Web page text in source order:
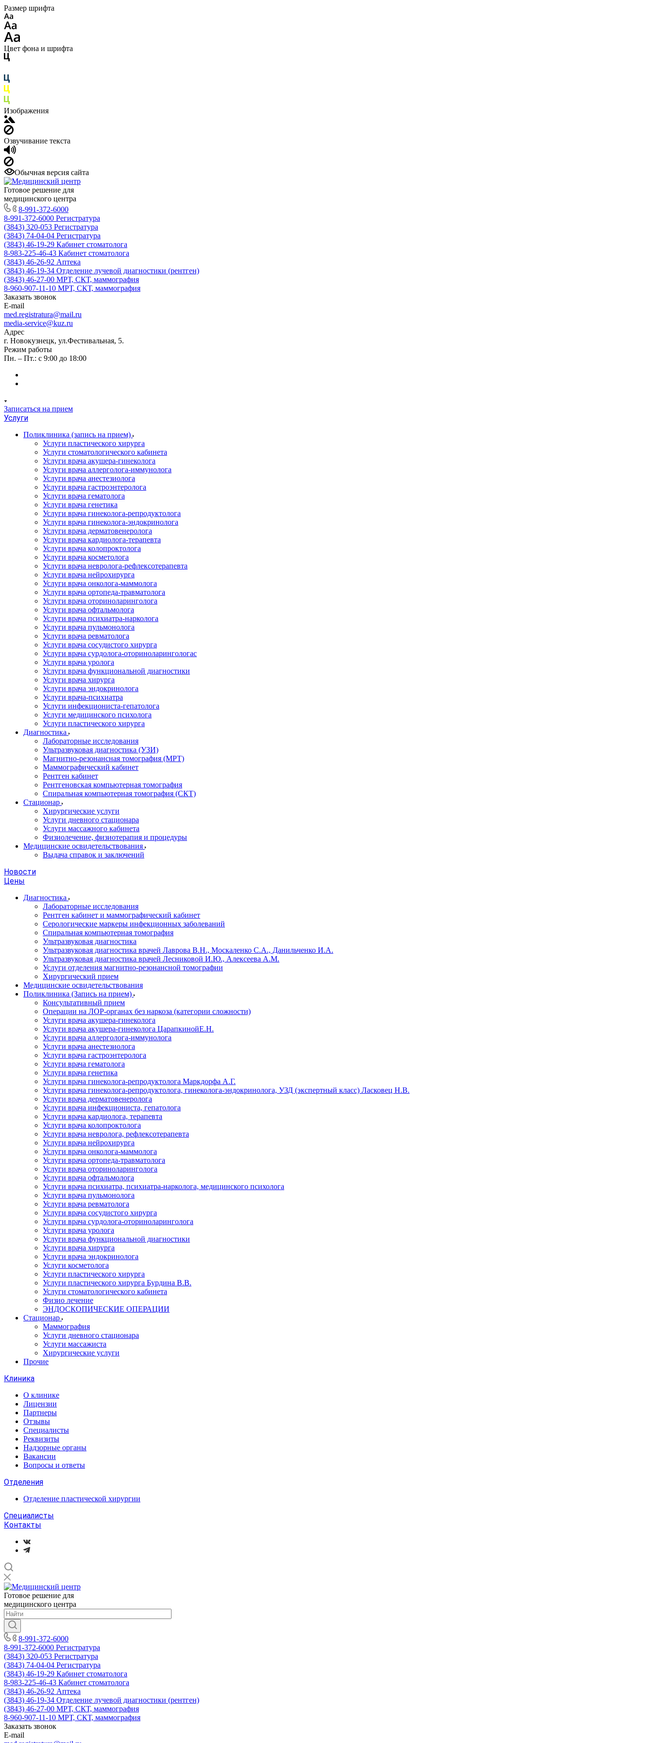
Размер шрифта
Цвет фона и шрифта
Изображения
Озвучивание текста
Обычная версия сайта
Готовое решение для
медицинского центра
8-991-372-6000
8-991-372-6000 Регистратура
(3843) 320-053 Регистратура
(3843) 74-04-04 Регистратура
(3843) 46-19-29 Кабинет стоматолога
8-983-225-46-43 Кабинет стоматолога
(3843) 46-26-92 Аптека
(3843) 46-19-34 Отделение лучевой диагностики (рентген)
(3843) 46-27-00 МРТ, СКТ, маммография
8-960-907-11-10 МРТ, СКТ, маммография
Заказать звонок
E-mail
med.registratura@mail.ru
media-service@kuz.ru
Адрес
г. Новокузнецк, ул.Фестивальная, 5.
Режим работы
Пн. – Пт.: с 9:00 до 18:00
Записаться на прием
Услуги
Поликлиника (запись на прием)
Услуги пластического хирурга
Услуги стоматологического кабинета
Услуги врача акушера-гинеколога
Услуги врача аллерголога-иммунолога
Услуги врача анестезиолога
Услуги врача гастроэнтеролога
Услуги врача гематолога
Услуги врача генетика
Услуги врача гинеколога-репродуктолога
Услуги врача гинеколога-эндокринолога
Услуги врача дерматовенеролога
Услуги врача кардиолога-терапевта
Услуги врача колопроктолога
Услуги врача косметолога
Услуги врача невролога-рефлексотерапевта
Услуги врача нейрохирурга
Услуги врача онколога-маммолога
Услуги врача ортопеда-травматолога
Услуги врача оториноларинголога
Услуги врача офтальмолога
Услуги врача психиатра-нарколога
Услуги врача пульмонолога
Услуги врача ревматолога
Услуги врача сосудистого хирурга
Услуги врача сурдолога-оториноларингологас
Услуги врача уролога
Услуги врача функциональной диагностики
Услуги врача хирурга
Услуги врача эндокринолога
Услуги врача-психиатра
Услуги инфекциониста-гепатолога
Услуги медицинского психолога
Услуги пластического хирурга
Диагностика
Лабораторные исследования
Ультразвуковая диагностика (УЗИ)
Магнитно-резонансная томография (МРТ)
Маммографический кабинет
Рентген кабинет
Рентгеновская компьютерная томография
Спиральная компьютерная томография (СКТ)
Стационар
Хирургические услуги
Услуги дневного стационара
Услуги массажного кабинета
Физиолечение, физиотерапия и процедуры
Медицинские освидетельствования
Выдача справок и заключений
Новости
Цены
Диагностика
Лабораторные исследования
Рентген кабинет и маммографический кабинет
Серологические маркеры инфекционных заболеваний
Спиральная компьютерная томография
Ультразвуковая диагностика
Ультразвуковая диагностика врачей Лаврова В.Н., Москаленко С.А., Данильченко И.А.
Ультразвуковая диагностика врачей Лесниковой И.Ю., Алексеева А.М.
Услуги отделения магнитно-резонансной томографии
Хирургический прием
Медицинские освидетельствования
Поликлиника (Запись на прием)
Консультативный прием
Операции на ЛОР-органах без наркоза (категории сложности)
Услуги врача акушера-гинеколога
Услуги врача акушера-гинеколога ЦарапкинойЕ.Н.
Услуги врача аллерголога-иммунолога
Услуги врача анестезиолога
Услуги врача гастроэнтеролога
Услуги врача гематолога
Услуги врача генетика
Услуги врача гинеколога-репродуктолога Маркдорфа А.Г.
Услуги врача гинеколога-репродуктолога, гинеколога-эндокринолога, УЗД (экспертный класс) Ласковец Н.В.
Услуги врача дерматовенеролога
Услуги врача инфекциониста, гепатолога
Услуги врача кардиолога, терапевта
Услуги врача колопроктолога
Услуги врача невролога, рефлексотерапевта
Услуги врача нейрохирурга
Услуги врача онколога-маммолога
Услуги врача ортопеда-травматолога
Услуги врача оториноларинголога
Услуги врача офтальмолога
Услуги врача психиатра, психиатра-нарколога, медицинского психолога
Услуги врача пульмонолога
Услуги врача ревматолога
Услуги врача сосудистого хирурга
Услуги врача сурдолога-оториноларинголога
Услуги врача уролога
Услуги врача функциональной диагностики
Услуги врача хирурга
Услуги врача эндокринолога
Услуги косметолога
Услуги пластического хирурга
Услуги пластического хирурга Бурдина В.В.
Услуги стоматологического кабинета
Физио лечение
ЭНДОСКОПИЧЕСКИЕ ОПЕРАЦИИ
Стационар
Маммография
Услуги дневного стационара
Услуги массажиста
Хирургические услуги
Прочие
Клиника
О клинике
Лицензии
Партнеры
Отзывы
Специалисты
Реквизиты
Надзорные органы
Вакансии
Вопросы и ответы
Отделения
Отделение пластической хирургии
Специалисты
Контакты
Готовое решение для
медицинского центра
8-991-372-6000
8-991-372-6000 Регистратура
(3843) 320-053 Регистратура
(3843) 74-04-04 Регистратура
(3843) 46-19-29 Кабинет стоматолога
8-983-225-46-43 Кабинет стоматолога
(3843) 46-26-92 Аптека
(3843) 46-19-34 Отделение лучевой диагностики (рентген)
(3843) 46-27-00 МРТ, СКТ, маммография
8-960-907-11-10 МРТ, СКТ, маммография
Заказать звонок
E-mail